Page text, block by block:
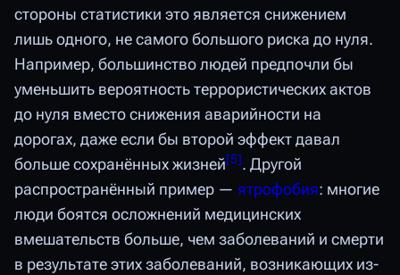
стороны статистики это является снижением
лишь одного, не самого большого риска до нуля.
Например, большинство людей предпочли бы
уменьшить вероятность террористических актов
до нуля вместо снижения аварийности на
дорогах, даже если бы второй эффект давал
больше сохранённых жизней[5]. Другой
распространённый пример — ятрофобия: многие
люди боятся осложнений медицинских
вмешательств больше, чем заболеваний и смерти
в результате этих заболеваний, возникающих из-